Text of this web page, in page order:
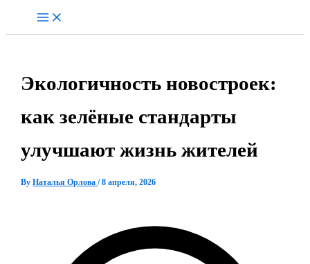
Экологичность новостроек:
как зелёные стандарты
улучшают жизнь жителей
ByНаталья Орлова/8 апреля, 2026